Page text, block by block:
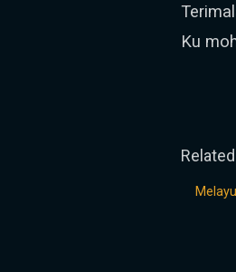
Ku
Melayu